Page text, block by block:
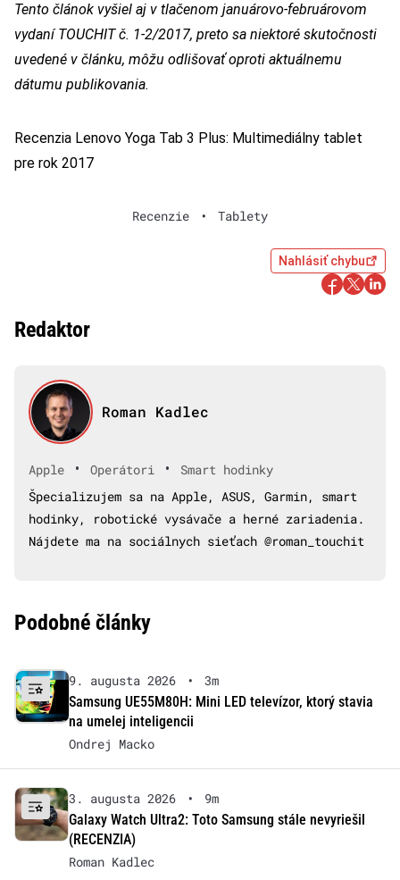
Tento článok vyšiel aj v tlačenom januárovo-februárovom
vydaní TOUCHIT č. 1-2/2017, preto sa niektoré skutočnosti
uvedené v článku, môžu odlišovať oproti aktuálnemu
dátumu publikovania.
Recenzia Lenovo Yoga Tab 3 Plus: Multimediálny tablet
pre rok 2017
Recenzie • Tablety
Nahlásiť chybu
Redaktor
Roman Kadlec
Apple • Operátori •
Smart hodinky
Špecializujem sa na Apple, ASUS, Garmin, smart
hodinky, robotické vysávače a herné zariadenia.
Nájdete ma na sociálnych sieťach @roman_touchit
Podobné články
9. augusta 2026 •
3m
Samsung UE55M80H: Mini LED televízor, ktorý stavia
na umelej inteligencii
Ondrej Macko
3. augusta 2026 •
9m
Galaxy Watch Ultra2: Toto Samsung stále nevyriešil
(RECENZIA)
Roman Kadlec